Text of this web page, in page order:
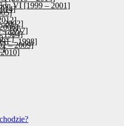
] VI [1999 – 2001]
2002]
– 1997]
1994]
– ]– 1998]
– 2009]
]